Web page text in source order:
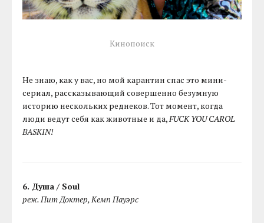
Кинопоиск
Не знаю, как у вас, но мой карантин спас это мини-
сериал, рассказывающий совершенно безумную
историю нескольких реднеков. Тот момент, когда
люди ведут себя как животные и да,FUCK YOU CAROL
BASKIN!
6. Душа / Soul
реж. Пит Доктер, Кемп Пауэрс